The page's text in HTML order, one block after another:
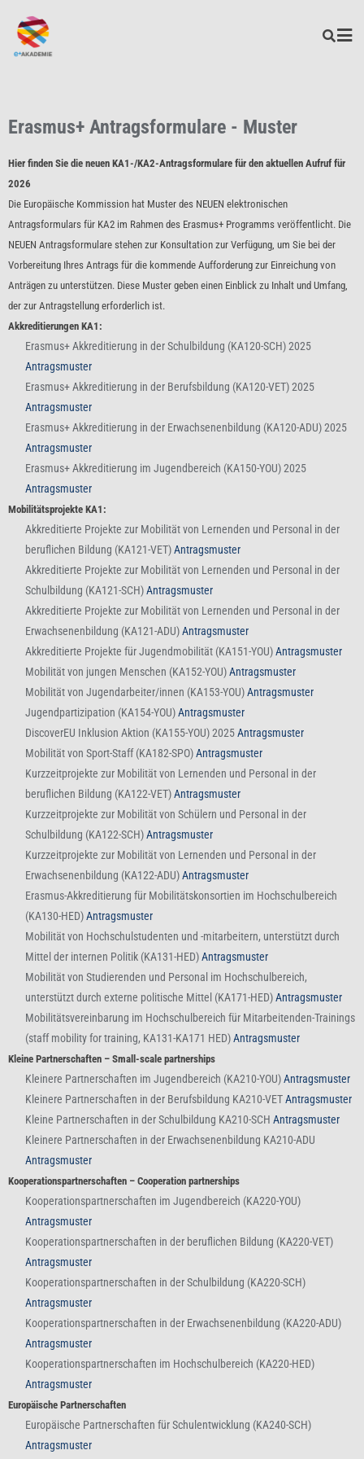
Erasmus+ Antragsformulare - Muster
Hier finden Sie die neuen KA1-/KA2-Antragsformulare für den aktuellen Aufruf für
2026
Die Europäische Kommission hat Muster des NEUEN elektronischen
Antragsformulars für KA2 im Rahmen des Erasmus+ Programms veröffentlicht. Die
NEUEN Antragsformulare stehen zur Konsultation zur Verfügung, um Sie bei der
Vorbereitung Ihres Antrags für die kommende Aufforderung zur Einreichung von
Anträgen zu unterstützen. Diese Muster geben einen Einblick zu Inhalt und Umfang,
der zur Antragstellung erforderlich ist.
Akkreditierungen KA1:
Erasmus+ Akkreditierung in der Schulbildung (KA120-SCH) 2025
Antragsmuster
Erasmus+ Akkreditierung in der Berufsbildung (KA120-VET) 2025
Antragsmuster
Erasmus+ Akkreditierung in der Erwachsenenbildung (KA120-ADU) 2025
Antragsmuster
Erasmus+ Akkreditierung im Jugendbereich (KA150-YOU) 2025
Antragsmuster
Mobilitätsprojekte KA1:
Akkreditierte Projekte zur Mobilität von Lernenden und Personal in der
beruflichen Bildung (KA121-VET)Antragsmuster
Akkreditierte Projekte zur Mobilität von Lernenden und Personal in der
Schulbildung (KA121-SCH)Antragsmuster
Akkreditierte Projekte zur Mobilität von Lernenden und Personal in der
Erwachsenenbildung (KA121-ADU)Antragsmuster
Akkreditierte Projekte für Jugendmobilität (KA151-YOU)Antragsmuster
Mobilität von jungen Menschen (KA152-YOU)Antragsmuster
Mobilität von Jugendarbeiter/innen (KA153-YOU)Antragsmuster
Jugendpartizipation (KA154-YOU)Antragsmuster
DiscoverEU Inklusion Aktion (KA155-YOU) 2025Antragsmuster
Mobilität von Sport-Staff (KA182-SPO)Antragsmuster
Kurzzeitprojekte zur Mobilität von Lernenden und Personal in der
beruflichen Bildung (KA122-VET)Antragsmuster
Kurzzeitprojekte zur Mobilität von Schülern und Personal in der
Schulbildung (KA122-SCH)Antragsmuster
Kurzzeitprojekte zur Mobilität von Lernenden und Personal in der
Erwachsenenbildung (KA122-ADU)Antragsmuster
Erasmus-Akkreditierung für Mobilitätskonsortien im Hochschulbereich
(KA130-HED)Antragsmuster
Mobilität von Hochschulstudenten und -mitarbeitern, unterstützt durch
Mittel der internen Politik (KA131-HED)Antragsmuster
Mobilität von Studierenden und Personal im Hochschulbereich,
unterstützt durch externe politische Mittel (KA171-HED)Antragsmuster
Mobilitätsvereinbarung im Hochschulbereich für Mitarbeitenden-Trainings
(staff mobility for training, KA131-KA171 HED)Antragsmuster
Kleine Partnerschaften – Small-scale partnerships
Kleinere Partnerschaften im Jugendbereich (KA210-YOU)Antragsmuster
Kleinere Partnerschaften in der Berufsbildung KA210-VETAntragsmuster
Kleine Partnerschaften in der Schulbildung KA210-SCH Antragsmuster
Kleinere Partnerschaften in der Erwachsenenbildung KA210-ADU
Antragsmuster
Kooperationspartnerschaften – Cooperation partnerships
Kooperationspartnerschaften im Jugendbereich (KA220-YOU)
Antragsmuster
Kooperationspartnerschaften in der beruflichen Bildung (KA220-VET)
Antragsmuster
Kooperationspartnerschaften in der Schulbildung (KA220-SCH)
Antragsmuster
Kooperationspartnerschaften in der Erwachsenenbildung (KA220-ADU)
Antragsmuster
Kooperationspartnerschaften im Hochschulbereich (KA220-HED)
Antragsmuster
Europäische Partnerschaften
Europäische Partnerschaften für Schulentwicklung (KA240-SCH)
Antragsmuster